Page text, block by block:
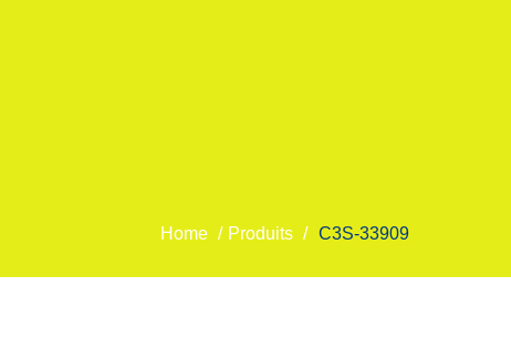
Home / Produits / C3S-33909